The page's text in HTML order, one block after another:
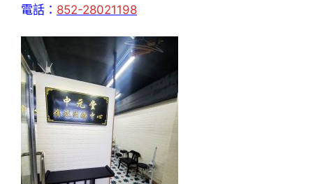
電話： 852-28021198